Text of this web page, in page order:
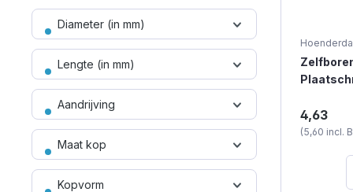
Diameter (in mm)
Lengte (in mm)
Aandrijving
Maat kop
Kopvorm
Voldraad
stuks)
wel
om te
ijzer en
4,63
(5,60 incl.